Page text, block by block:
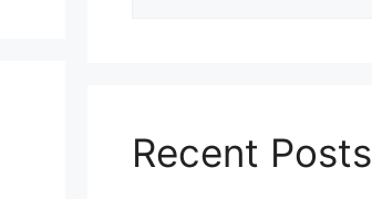
Recent Posts